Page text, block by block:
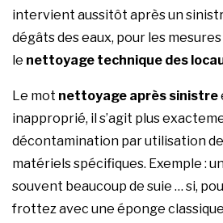
intervient aussitôt après un
dégâts des eaux, pour les
le nettoyage technique des
Le mot nettoyage après sinistre
inapproprié, il s’agit plus
décontamination par utilisation
matériels spécifiques. Exemple :
souvent beaucoup de suie … si,
frottez avec une éponge